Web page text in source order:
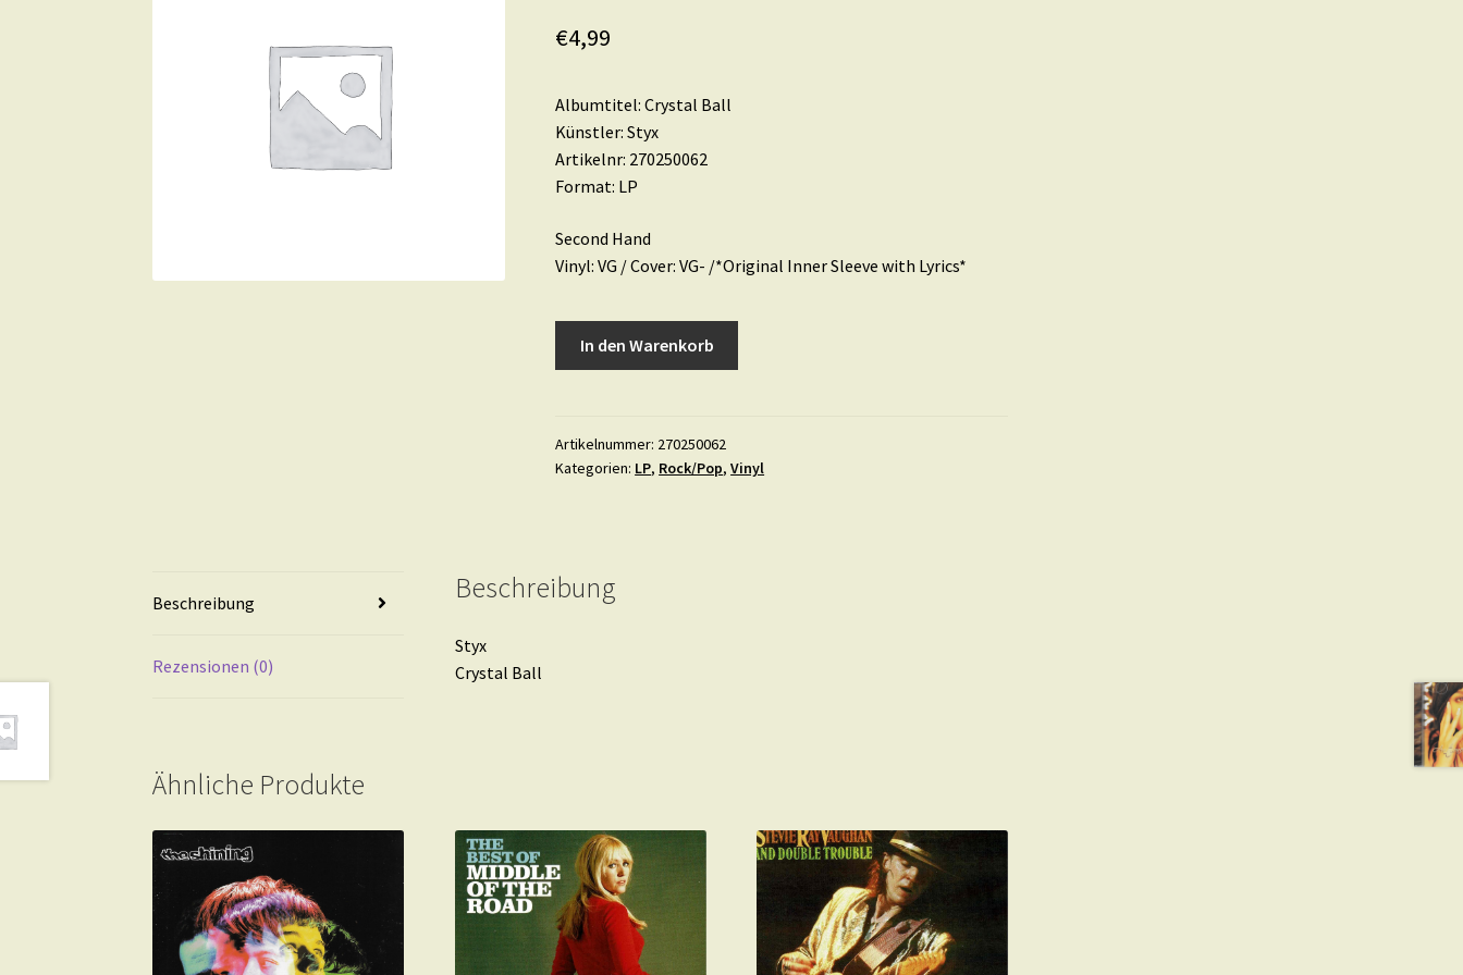
€4,99
Albumtitel: Crystal Ball
Künstler: Styx
Artikelnr: 270250062
Format: LP
Second Hand
Vinyl: VG / Cover: VG- /*Original Inner Sleeve with Lyrics*
Menge
In den Warenkorb
Artikelnummer: 270250062
Kategorien: LP, Rock/Pop,Vinyl
Beschreibung
Rezensionen (0)
Beschreibung
Styx
Crystal Ball
Ähnliche Produkte